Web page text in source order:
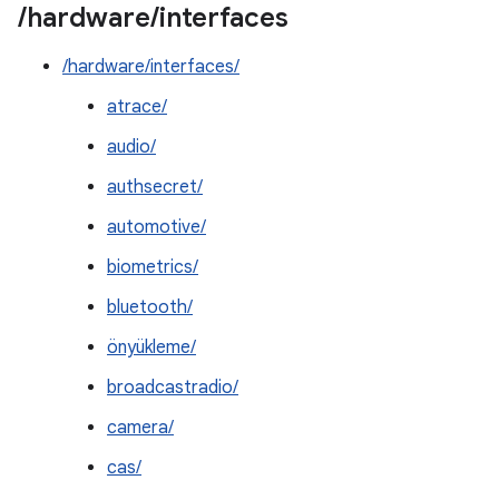
/hardware/interfaces
/hardware/interfaces/
atrace/
audio/
authsecret/
automotive/
biometrics/
bluetooth/
önyükleme/
broadcastradio/
camera/
cas/